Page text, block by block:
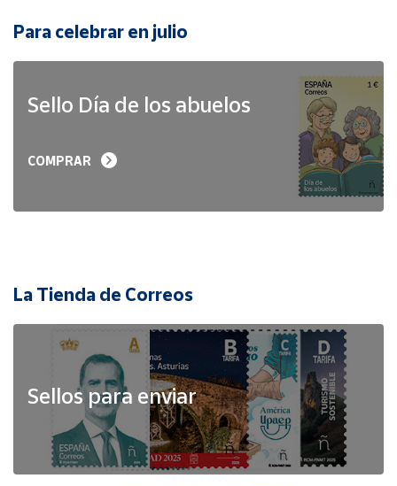
Para celebrar en julio
Sello Día de los abuelos
COMPRAR
La Tienda de Correos
Sellos para enviar